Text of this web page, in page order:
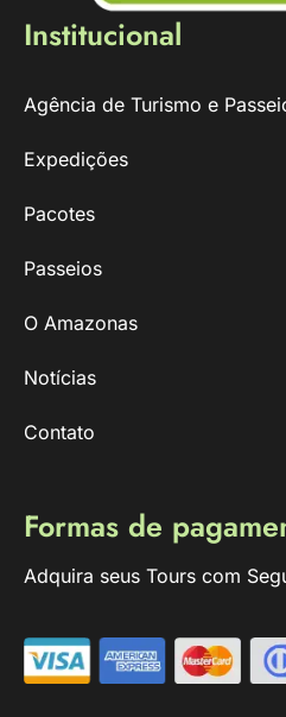
Institucional
Agência de Turismo e
Expedições
Pacotes
Passeios
O Amazonas
Notícias
Contato
Formas de
Adquira seus Tours com